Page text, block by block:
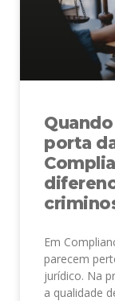
porta
Em
parecem
jurídico. Na
a qualidade